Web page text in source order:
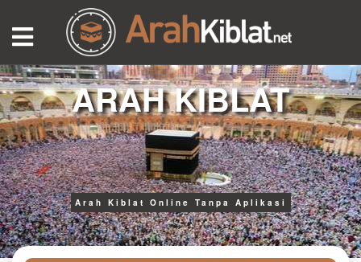
ARAH KIBLAT
Arah Kiblat Online Tanpa Aplikasi